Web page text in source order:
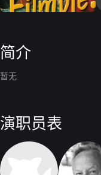
简介
暂无
演职员表